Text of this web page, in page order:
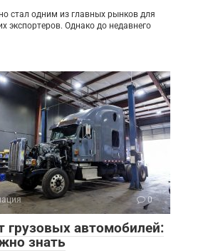
стал одним из главных рынков для
экспортеров. Однако до недавнего
0
грузовых автомобилей:
знать